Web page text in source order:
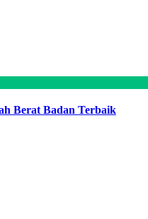
Berat Badan Terbaik